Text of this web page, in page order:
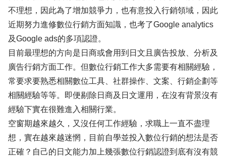
不理想，因此為了增加競爭力，也有意投入行銷領域，因此
近期努力進修數位行銷方面知識，也考了Google analytics
及Google ads的多項認證。
目前最理想的方向是日商或會用到日文且廣告投放、分析及
廣告行銷方面工作。但數位行銷工作大多需要有相關經驗，
常要求要熟悉相關數位工具、社群操作、文案、行銷企劃等
相關經驗等等。即便剔除日商及日文運用，在沒有背景沒有
經驗下實在很難進入相關行業。
空窗期越來越久，又沒任何工作經驗，求職上一直不盡理
想，實在越來越迷惘，目前自學並投入數位行銷的想法是否
正確？自己的日文能力加上幾張數位行銷認證到底有沒有競